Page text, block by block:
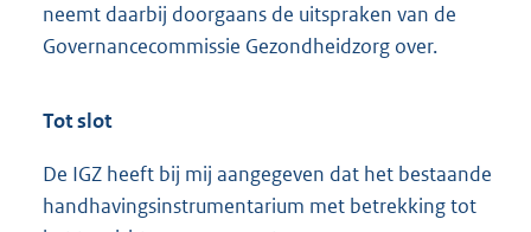
neemt daarbij doorgaans de uitspraken van de
Governancecommissie Gezondheidzorg over.
Tot slot
De IGZ heeft bij mij aangegeven dat het bestaande
handhavingsinstrumentarium met betrekking tot